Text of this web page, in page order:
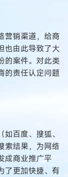
销渠道，给商
也由此导致了大
的案件。对此类
的责任认定问题
百度、搜狐、
索结果，为网络
成商业推广平
了更加快捷、有